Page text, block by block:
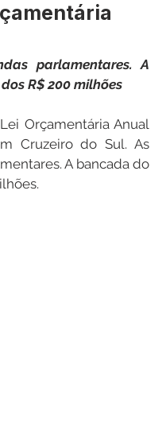
Convênios e Parcerias
parlamentares. A
R$ 200 milhões
Orçamentária Anual
Cruzeiro do Sul. As
A bancada do